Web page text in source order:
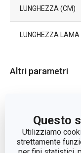
Questo
Utilizziamo
strettamente
LUNGHEZZA (CM)
LUNGHEZZA
Altri parametri
LINEA DI